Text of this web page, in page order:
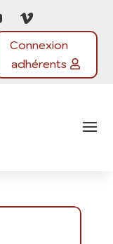
Connexion
adhérents